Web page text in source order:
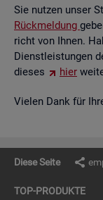
Sie nut­zen unser
Rück­mel­dung
richt von Ihnen.
Dienst­leis­tun­gen
die­ses
hier
Vie­len Dank für
Diese Seite
TOP-PRO­DUK­TE